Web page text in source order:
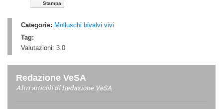
Stampa
Categorie: Molluschi bivalvi vivi
Tag:
Valutazioni: 3.0
Redazione VeSA
Altri articoli diRedazione VeSA